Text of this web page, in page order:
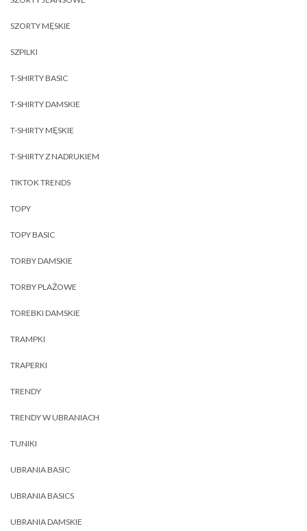
SZORTY MĘSKIE
SZPILKI
T-SHIRTY BASIC
T-SHIRTY DAMSKIE
T-SHIRTY MĘSKIE
T-SHIRTY Z NADRUKIEM
TIKTOK TRENDS
TOPY
TOPY BASIC
TORBY DAMSKIE
TORBY PLAŻOWE
TOREBKI DAMSKIE
TRAMPKI
TRAPERKI
TRENDY
TRENDY W UBRANIACH
TUNIKI
UBRANIA BASIC
UBRANIA BASICS
UBRANIA DAMSKIE